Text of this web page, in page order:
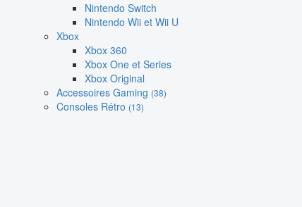
Nintendo Switch
Nintendo Wii et Wii U
Xbox
Xbox 360
Xbox One et Series
Xbox Original
Accessoires Gaming (38)
Consoles Rétro (13)